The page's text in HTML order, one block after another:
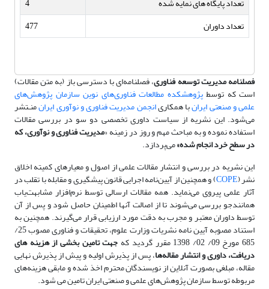
تعداد داوران
477
فصلنامه مدیریت توسعه فناوری،فصلنامه‌ای با دسترسی باز (به متن مقالات)
است که توسطپژوهشکده مطالعات فناوری‌های نوین سازمان پژوهش‌های
علمی و صنعتی ایرانبا همکاریانجمن مدیریت فناوری و نوآوری ایرانمنـتشر
می‌شود. این نشریه از سیاست داوری تخصصی دو سو در بررسی مقالات
استفاده نموده و به مباحث مهم و روز در زمینه «مدیریت فناوری و نوآوری، که
در سطح خرد انجام شده»می‌پردازد.
این نشریه در بررسی و انتشار مقالات علمی از اصول و معیارهای کمیته اخلاق
نشر (COPE) و همچنین از آیین‌نامه اجرایی قانون پیشگیری و مقابله با تقلب در
آثار علمی پیروی می‌نماید. همه مقالات ارسالی توسط نرم‌افزار مشابهت‌یاب
همانندجو بررسی می‌شوند تا از اصالت آنها اطمینان حاصل شود و پس از آن
توسط داوران معتبر و مجرب به دقت مورد ارزیابی قرار می‌گیرند. همچنین به
استناد مصوبه آیین نامه نشریات وزارت علوم، تحقیقات و فناوری مصوب 25/
685 مورخ 09/ 02/ 1398 مقرر گردید که جهت تامین بخشی از هزینه های
دریافت، داوری و انتشار مقاله‌ها، پس از پذیرش اولیه و پیش از پذیرش نهایی
مقاله، مبلغی بصورت آنلاین از نویسندگان محترم اخذ شده و مابقی هزینه‌های
مربوطه توسط سازمان پژوهش‌های علمی و صنعتی ایران تامین می شود.